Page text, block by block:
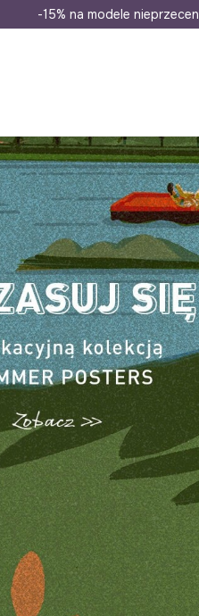
Wysyłka nawet w 24h
-15% na modele